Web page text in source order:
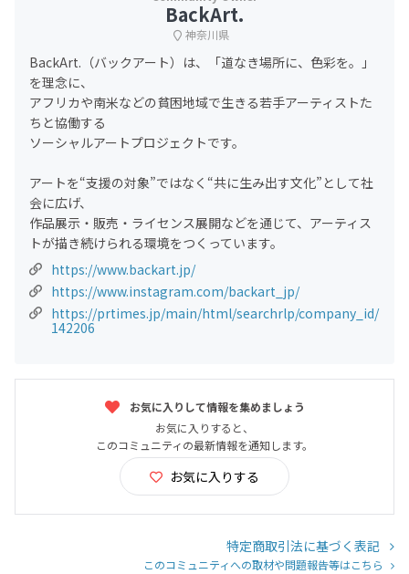
BackArt.
神奈川県
BackArt.（バックアート）は、「道なき場所に、色彩を。」
を理念に、
アフリカや南米などの貧困地域で生きる若手アーティストた
ちと協働する
ソーシャルアートプロジェクトです。
アートを“支援の対象”ではなく“共に生み出す文化”として社
会に広げ、
作品展示・販売・ライセンス展開などを通じて、アーティス
トが描き続けられる環境をつくっています。
https://www.backart.jp/
https://www.instagram.com/backart_jp/
https://prtimes.jp/main/html/searchrlp/company_id/
142206
お気に入りして情報を集めましょう
お気に入りすると、
このコミュニティの最新情報を通知します。
お気に入りする
特定商取引法に基づく表記
このコミュニティへの取材や問題報告等はこちら